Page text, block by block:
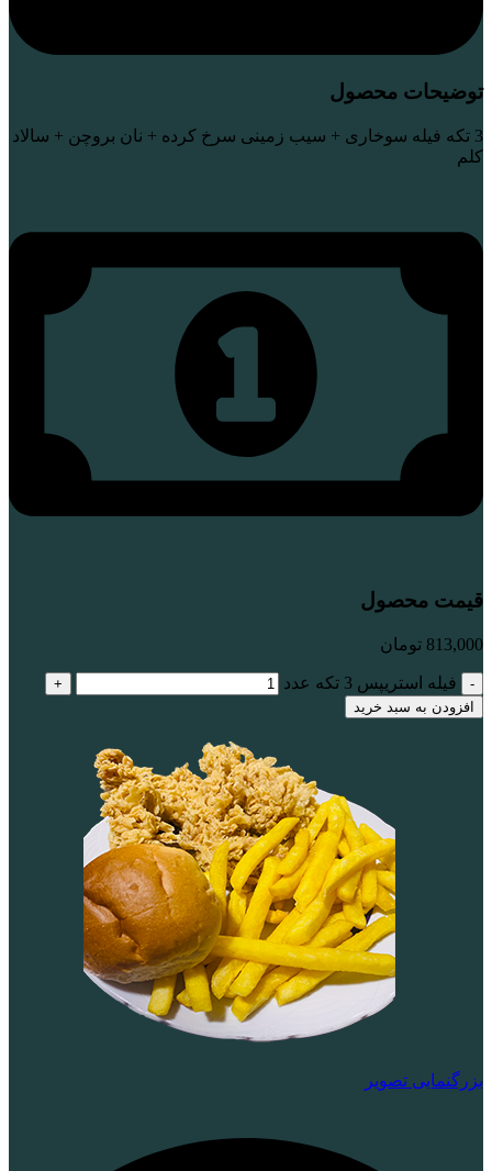
توضیحات محصول
3 تکه فیله سوخاری + سیب زمینی سرخ کرده + نان بروچن + سالاد
کلم
قیمت محصول
813,000 تومان
فیله استریپس 3 تکه عدد
افزودن به سبد خرید
بزرگنمایی تصویر